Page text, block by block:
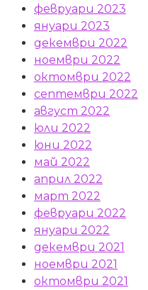
февруари 2023
януари 2023
декември 2022
ноември 2022
октомври 2022
септември 2022
август 2022
юли 2022
юни 2022
май 2022
април 2022
март 2022
февруари 2022
януари 2022
декември 2021
ноември 2021
октомври 2021